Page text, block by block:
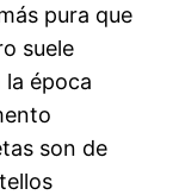
pura que
suele
época
son de